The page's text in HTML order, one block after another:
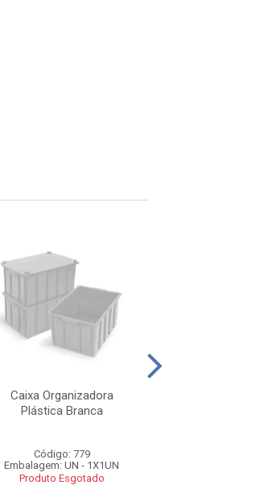
Caixa Organizadora
Plástica Branca
Código: 779
Embalagem: UN - 1X1UN
Produto Esgotado